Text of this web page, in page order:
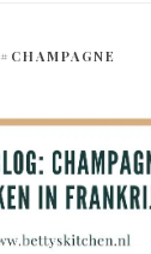
#CHAMPAGNE